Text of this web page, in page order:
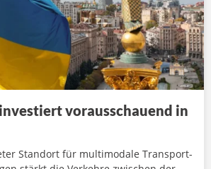
investiert vorausschauend in
Standort für multimodale Transport-